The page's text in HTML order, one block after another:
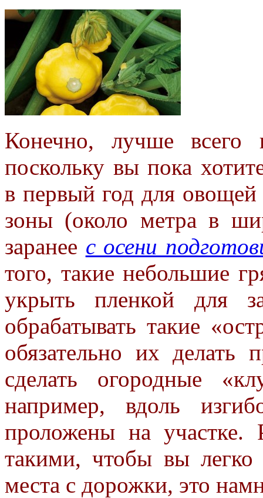
Конечно, лучше
поскольку вы пока
в первый год для
зоны (около метра в
заранее с осени
того, такие небольшие
укрыть пленкой для
обрабатывать такие
обязательно их делать
сделать огородные
например, вдоль
проложены на
такими, чтобы вы легко
места с дорожки, это